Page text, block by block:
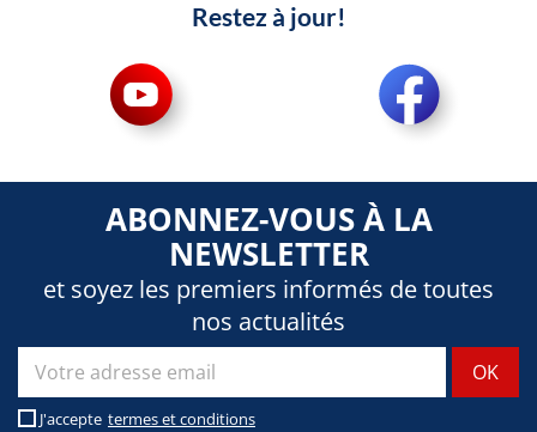
Restez à jour!
ABONNEZ-VOUS À LA
NEWSLETTER
et soyez les premiers informés de toutes
nos actualités
J'accepte termes et conditions